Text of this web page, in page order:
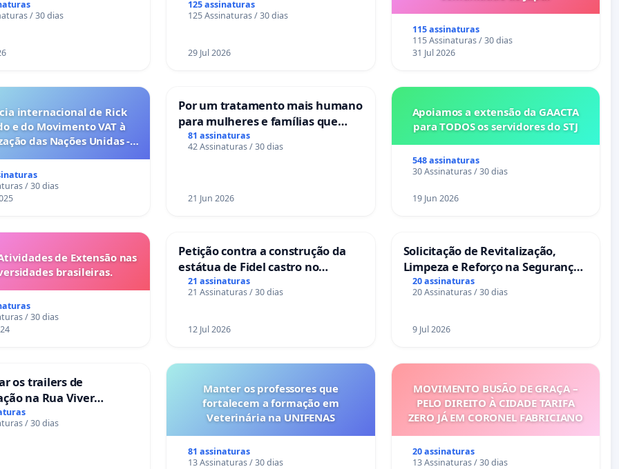
/ 30 dias
Eletrônica
125 assinaturas
125 Assinaturas / 30 dias
29 Jul 2026
115 assinaturas
115 Assinaturas / 30 dias
31 Jul 2026
internacional de Rick
e do Movimento VAT à
das Nações Unidas -
6x1 enquanto o lobby
compra a omissão do
/ 30 dias
Por um tratamento mais humano
para mulheres e famílias que
sofrem uma perda gestacional
nos hospitais portugueses
81 assinaturas
42 Assinaturas / 30 dias
21 Jun 2026
Apoiamos a extensão da GAACTA
para TODOS os servidores do STJ
548 assinaturas
30 Assinaturas / 30 dias
19 Jun 2026
de Extensão nas
brasileiras.
/ 30 dias
Petição contra a construção da
estátua de Fidel castro no
mirante do Caju
21 assinaturas
21 Assinaturas / 30 dias
12 Jul 2026
Solicitação de Revitalização,
Limpeza e Reforço na Segurança
das Praças da Rua Cachoeira das
Sete Ilhas
20 assinaturas
20 Assinaturas / 30 dias
9 Jul 2026
os trailers de
na Rua Viver
/ 30 dias
Manter os professores que
fortalecem a formação em
Veterinária na UNIFENAS
81 assinaturas
13 Assinaturas / 30 dias
MOVIMENTO BUSÃO DE GRAÇA –
PELO DIREITO À CIDADE TARIFA
ZERO JÁ EM CORONEL FABRICIANO
20 assinaturas
13 Assinaturas / 30 dias